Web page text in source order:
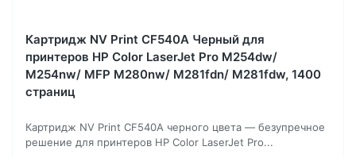
Картридж NV Print CF540A Черный для
принтеров HP Color LaserJet Pro M254dw/
M254nw/ MFP M280nw/ M281fdn/ M281fdw, 1400
страниц
Картридж NV Print CF540A черного цвета — безупречное
решение для принтеров HP Color LaserJet Pro...